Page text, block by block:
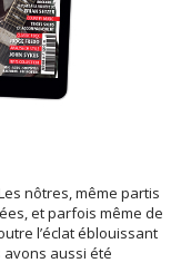
nôtres, même partis
et parfois même de
l’éclat éblouissant
aussi été